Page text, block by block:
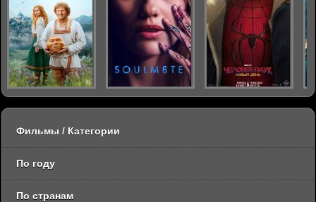
Фильмы / Категории
По году
По странам